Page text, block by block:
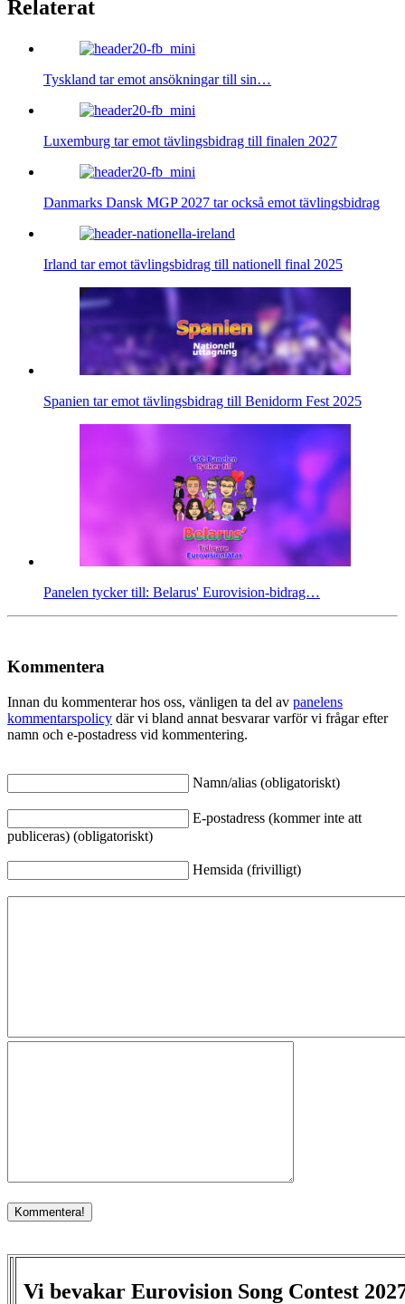
Relaterat
Tyskland tar emot ansökningar till sin…
Luxemburg tar emot tävlingsbidrag till finalen 2027
Danmarks Dansk MGP 2027 tar också emot tävlingsbidrag
Irland tar emot tävlingsbidrag till nationell final 2025
Spanien tar emot tävlingsbidrag till Benidorm Fest 2025
Panelen tycker till: Belarus' Eurovision-bidrag…
Kommentera
Innan du kommenterar hos oss, vänligen ta del av panelens
kommentarspolicy där vi bland annat besvarar varför vi frågar efter
namn och e-postadress vid kommentering.
Namn/alias (obligatoriskt)
E-postadress (kommer inte att
publiceras) (obligatoriskt)
Hemsida (frivilligt)
Vi bevakar Eurovision Song Contest